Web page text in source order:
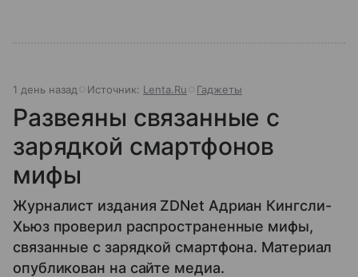
1 день назад Источник: Lenta.Ru Гаджеты
Развеяны связанные с
зарядкой смартфонов
мифы
Журналист издания ZDNet Адриан Кингсли-
Хьюз проверил распространенные мифы,
связанные с зарядкой смартфона. Материал
опубликован на сайте медиа.